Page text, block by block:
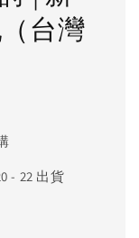
台灣
- 22 出貨